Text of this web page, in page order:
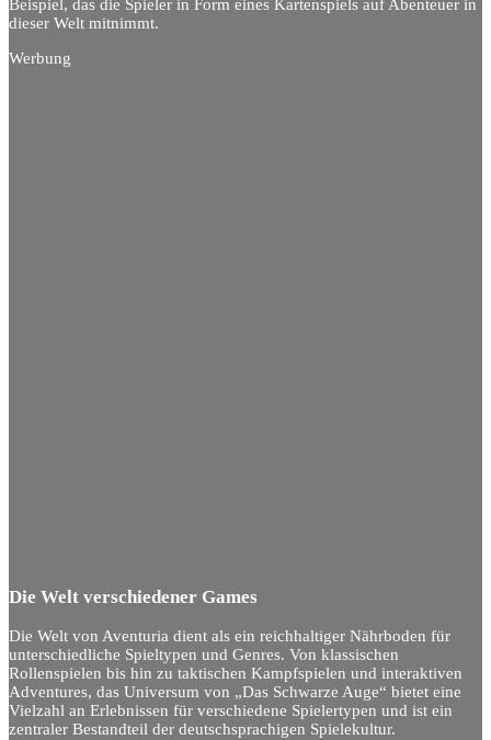
Beispiel, das die Spieler in Form eines Kartenspiels auf Abenteuer in
dieser Welt mitnimmt.
Werbung
Die Welt verschiedener Games
Die Welt von Aventuria dient als ein reichhaltiger Nährboden für
unterschiedliche Spieltypen und Genres. Von klassischen
Rollenspielen bis hin zu taktischen Kampfspielen und interaktiven
Adventures, das Universum von „Das Schwarze Auge“ bietet eine
Vielzahl an Erlebnissen für verschiedene Spielertypen und ist ein
zentraler Bestandteil der deutschsprachigen Spielekultur.